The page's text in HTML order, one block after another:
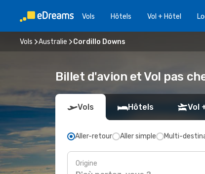
Vols Hôtels Vol + Hôtel
Vols Australie Cordillo Downs
Billet d'avion et Vol pas
Vols Hôtels Vol
Aller-retour Aller simple Multi-
Origine